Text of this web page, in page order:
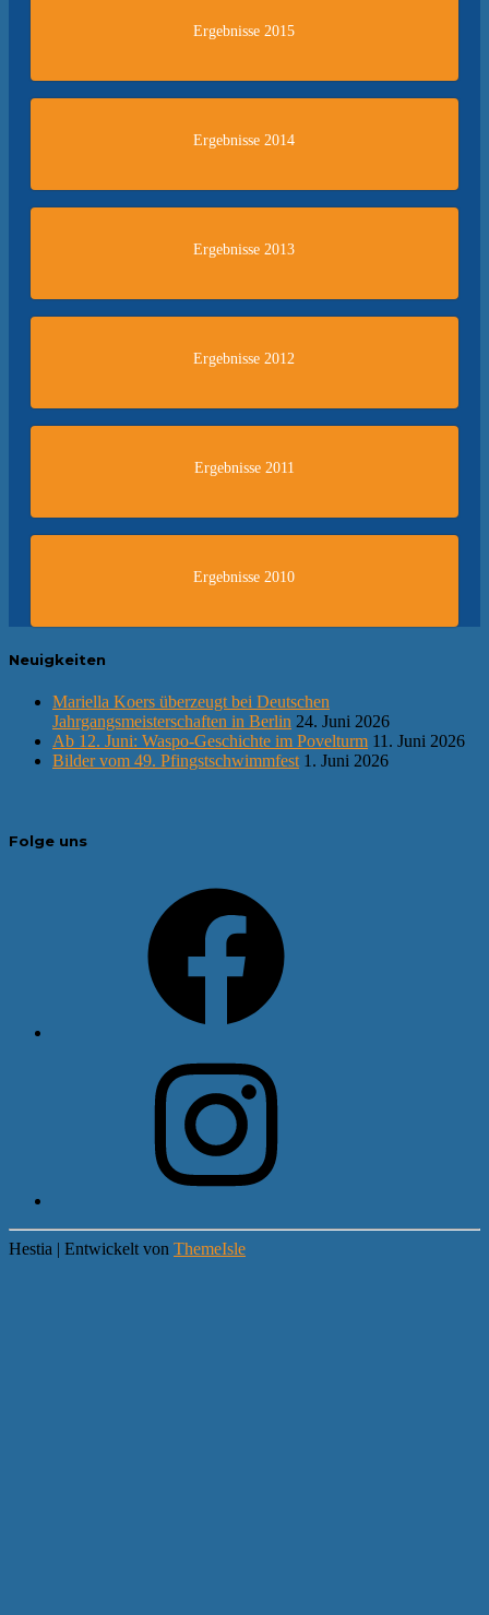
Ergebnisse 2015
Ergebnisse 2014
Ergebnisse 2013
Ergebnisse 2012
Ergebnisse 2011
Ergebnisse 2010
Neuigkeiten
Mariella Koers überzeugt bei Deutschen
Jahrgangsmeisterschaften in Berlin 24. Juni 2026
Ab 12. Juni: Waspo-Geschichte im Povelturm 11. Juni 2026
Bilder vom 49. Pfingstschwimmfest 1. Juni 2026
Folge uns
Hestia | Entwickelt von ThemeIsle